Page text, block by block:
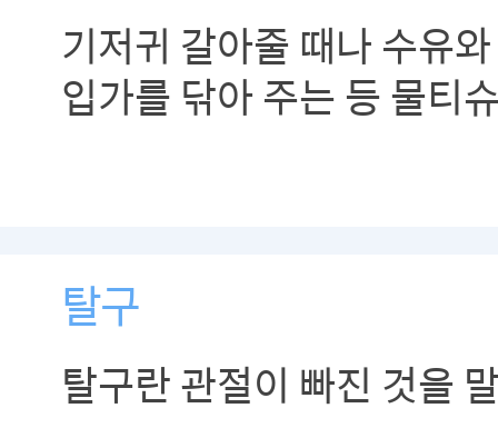
기저귀 갈아줄 때나 수유
입가를 닦아 주는 등 물티
꼼꼼히 따져 보세요.
탈구
탈구란 관절이 빠진 것을